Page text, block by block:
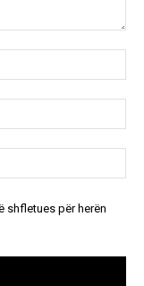
shfletues për herën